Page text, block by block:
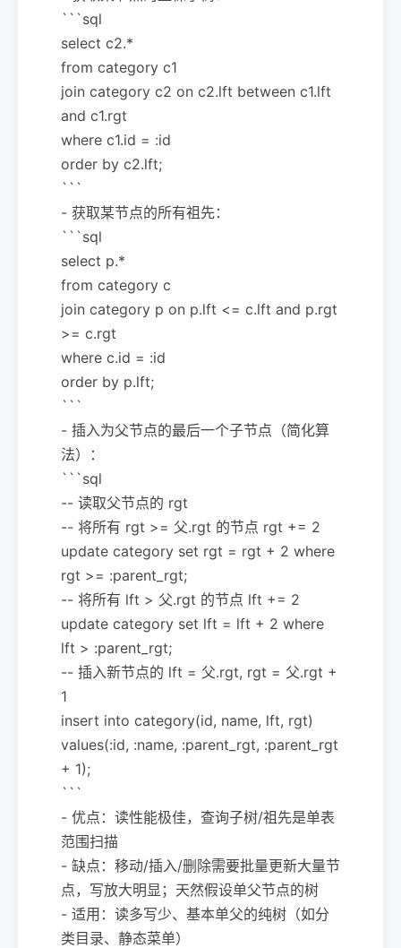
```sql
select c2.*
from category c1
join category c2 on c2.lft between c1.lft
and c1.rgt
where c1.id = :id
order by c2.lft;
```
- 获取某节点的所有祖先：
```sql
select p.*
from category c
join category p on p.lft <= c.lft and p.rgt
>= c.rgt
where c.id = :id
order by p.lft;
```
- 插入为父节点的最后一个子节点（简化算
法）：
```sql
-- 读取父节点的 rgt
-- 将所有 rgt >= 父.rgt 的节点 rgt += 2
update category set rgt = rgt + 2 where
rgt >= :parent_rgt;
-- 将所有 lft > 父.rgt 的节点 lft += 2
update category set lft = lft + 2 where
lft > :parent_rgt;
-- 插入新节点的 lft = 父.rgt, rgt = 父.rgt +
1
insert into category(id, name, lft, rgt)
values(:id, :name, :parent_rgt, :parent_rgt
+ 1);
```
- 优点：读性能极佳，查询子树/祖先是单表
范围扫描
- 缺点：移动/插入/删除需要批量更新大量节
点，写放大明显；天然假设单父节点的树
- 适用：读多写少、基本单父的纯树（如分
类目录、静态菜单）